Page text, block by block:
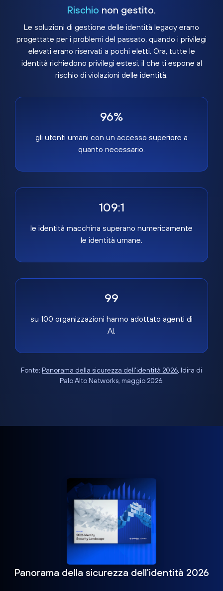
Rischio non gestito.
Le soluzioni di gestione delle identità legacy erano
progettate per i problemi del passato, quando i privilegi
elevati erano riservati a pochi eletti. Ora, tutte le
identità richiedono privilegi estesi, il che ti espone al
rischio di violazioni delle identità.
96%
gli utenti umani con un accesso superiore a
quanto necessario.
109:1
le identità macchina superano numericamente
le identità umane.
99
su 100 organizzazioni hanno adottato agenti di
AI.
Fonte: Panorama della sicurezza dell'identità 2026, Idira di
Palo Alto Networks, maggio 2026.
Panorama della sicurezza dell'identità 2026